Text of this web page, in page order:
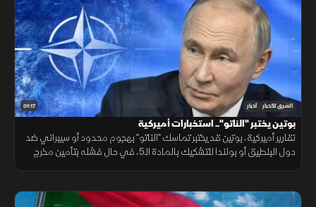
01:17 الشرق للأخبار أخبار
بوتين يختبر "الناتو".. استخبارات أميركية
تقارير أميركية، بوتين قد يختبر تماسك "الناتو" بهجوم محدود أو سيبراني ضد
دول البلطيق أو بولندا للتشكيك بالمادة الـ5، في حال فشله بتأمين مخرج